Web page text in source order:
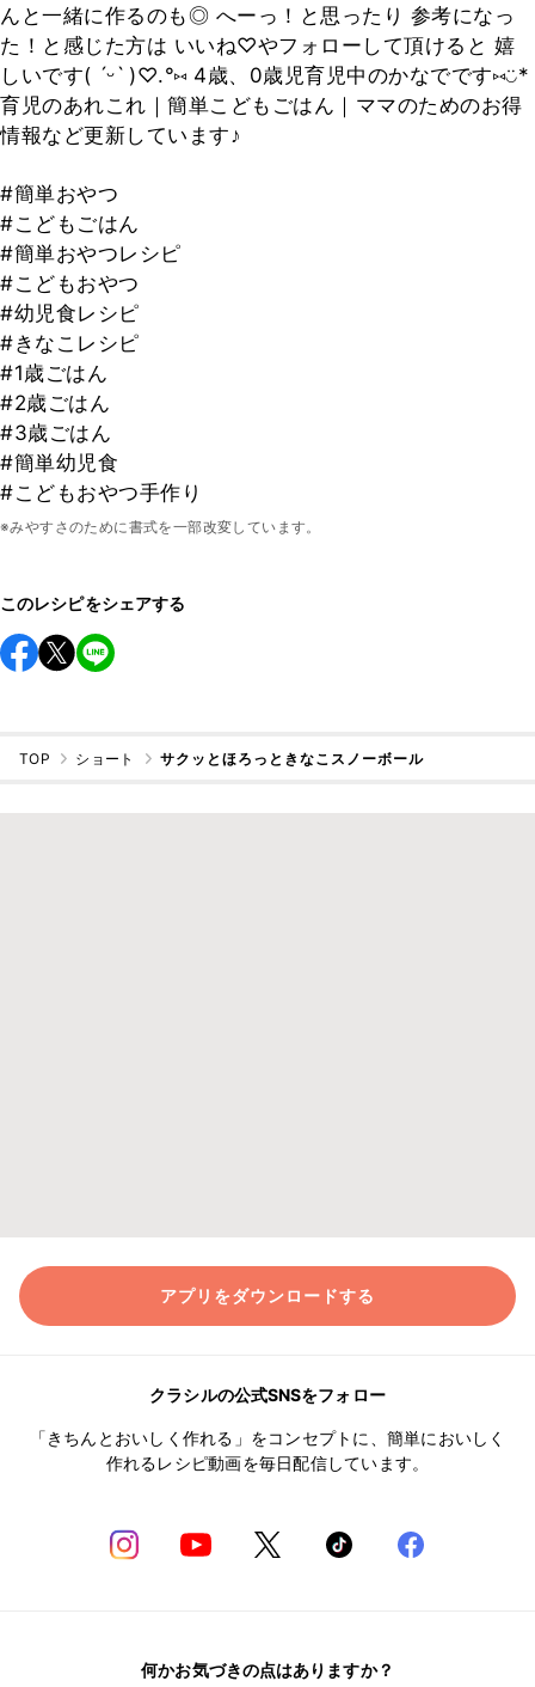
んと一緒に作るのも◎ へーっ！と思ったり 参考になっ
た！と感じた方は いいね♡やフォローして頂けると 嬉
しいです( ˊᵕˋ )♡.°⑅ 4歳、0歳児育児中のかなでです⑅◡̈*
育児のあれこれ｜簡単こどもごはん｜ママのためのお得
情報など更新しています♪
#簡単おやつ
#こどもごはん
#簡単おやつレシピ
#こどもおやつ
#幼児食レシピ
#きなこレシピ
#1歳ごはん
#2歳ごはん
#3歳ごはん
#簡単幼児食
#こどもおやつ手作り
※みやすさのために書式を一部改変しています。
このレシピをシェアする
TOP ショート サクッとほろっときなこスノーボール
アプリをダウンロードする
クラシルの公式SNSをフォロー
「きちんとおいしく作れる」をコンセプトに、簡単においしく
作れるレシピ動画を毎日配信しています。
何かお気づきの点はありますか？